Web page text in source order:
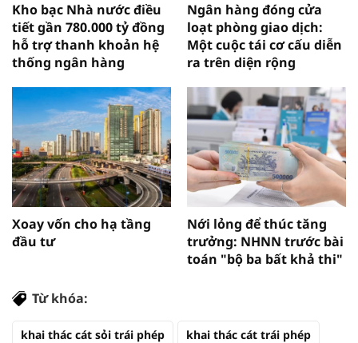
Kho bạc Nhà nước điều
tiết gần 780.000 tỷ đồng
hỗ trợ thanh khoản hệ
thống ngân hàng
Ngân hàng đóng cửa
loạt phòng giao dịch:
Một cuộc tái cơ cấu diễn
ra trên diện rộng
Xoay vốn cho hạ tầng
đầu tư
Nới lỏng để thúc tăng
trưởng: NHNN trước bài
toán "bộ ba bất khả thi"
Từ khóa:
khai thác cát sỏi trái phép khai thác cát trái phép